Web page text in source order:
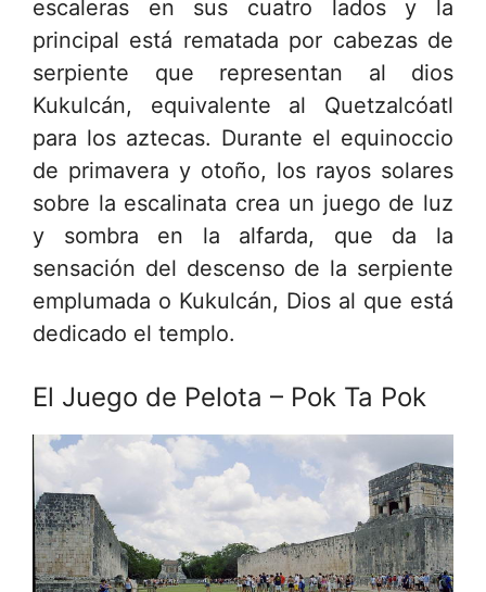
escaleras en sus cuatro lados y la
principal está rematada por cabezas de
serpiente que representan al dios
Kukulcán, equivalente al Quetzalcóatl
para los aztecas. Durante el equinoccio
de primavera y otoño, los rayos solares
sobre la escalinata crea un juego de luz
y sombra en la alfarda, que da la
sensación del descenso de la serpiente
emplumada o Kukulcán, Dios al que está
dedicado el templo.
El Juego de Pelota – Pok Ta Pok